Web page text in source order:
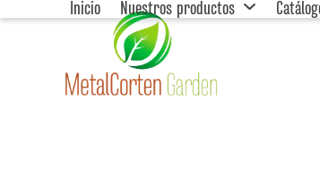
Inicio Nuestros productos